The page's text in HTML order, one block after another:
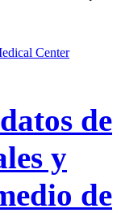
de
y
de